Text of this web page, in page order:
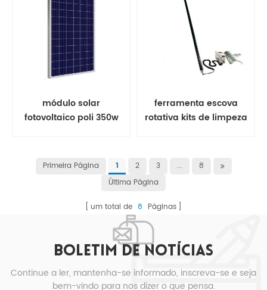
módulo solar
fotovoltaico poli 350w
ferramenta escova
rotativa kits de limpeza
Primeira Página 1 2 3 ...
8
Última Página
um total de 8 Páginas
BOLETIM DE NOTÍCIAS
Continue a ler, mantenha-se informado, inscreva-se e seja
bem-vindo para nos dizer o que pensa.